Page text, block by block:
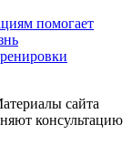
помогает
сайта
консультацию